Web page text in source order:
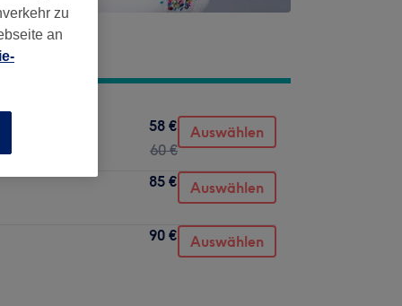
58 €
60 €
Auswählen
85 € Auswählen
90 € Auswählen
zu
an